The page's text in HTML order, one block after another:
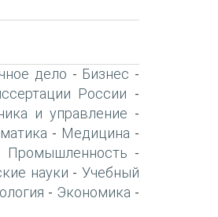
дело - Бизнес -
России -
и управление -
- Медицина -
Промышленность -
науки -Учебный
- Экономика -